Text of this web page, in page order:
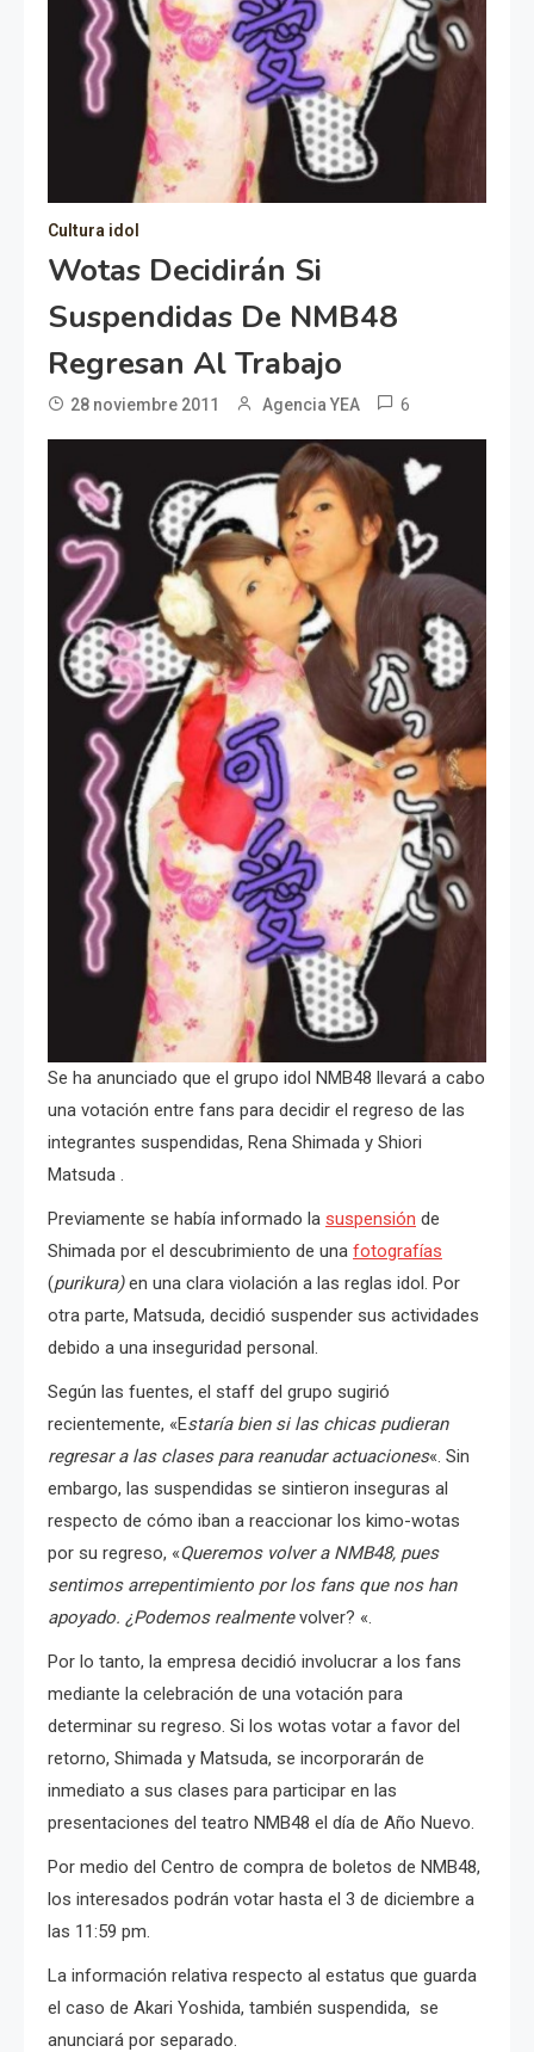
Cultura idol
Wotas Decidirán Si
Suspendidas De NMB48
Regresan Al Trabajo
28 noviembre 2011 Agencia YEA 6
Se ha anunciado que el grupo idol NMB48 llevará a cabo
una votación entre fans para decidir el regreso de las
integrantes suspendidas, Rena Shimada y Shiori
Matsuda .
Previamente se había informado la suspensión de
Shimada por el descubrimiento de una fotografías
(purikura)en una clara violación a las reglas idol. Por
otra parte, Matsuda, decidió suspender sus actividades
debido a una inseguridad personal.
Según las fuentes, el staff del grupo sugirió
recientemente, «Estaría bien si las chicas pudieran
regresar a las clases para reanudar actuaciones«. Sin
embargo, las suspendidas se sintieron inseguras al
respecto de cómo iban a reaccionar los kimo-wotas
por su regreso, «Queremos volver a NMB48, pues
sentimos arrepentimiento por los fans que nos han
apoyado. ¿Podemos realmentevolver? «.
Por lo tanto, la empresa decidió involucrar a los fans
mediante la celebración de una votación para
determinar su regreso. Si los wotas votar a favor del
retorno, Shimada y Matsuda, se incorporarán de
inmediato a sus clases para participar en las
presentaciones del teatro NMB48 el día de Año Nuevo.
Por medio del Centro de compra de boletos de NMB48,
los interesados podrán votar hasta el 3 de diciembre a
las 11:59 pm.
La información relativa respecto al estatus que guarda
el caso de Akari Yoshida, también suspendida, se
anunciará por separado.